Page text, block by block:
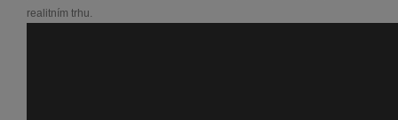
realitním trhu.